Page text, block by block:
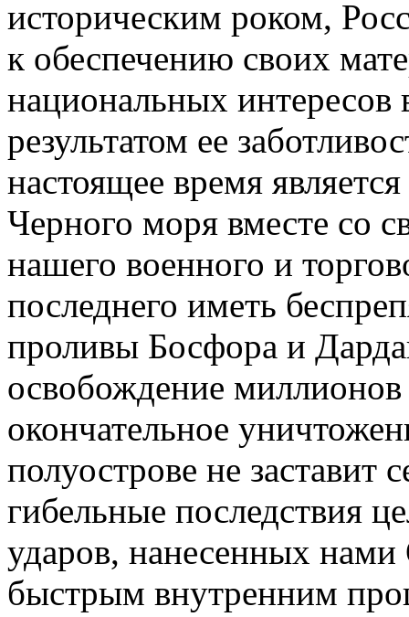
историческим роком,
к обеспечению своих
национальных интересов
результатом ее
настоящее время
Черного моря вместе со
нашего военного и
последнего иметь
проливы Босфора и
освобождение миллионов
окончательное
полуострове не заставит
гибельные последствия
ударов, нанесенных нами
быстрым внутренним